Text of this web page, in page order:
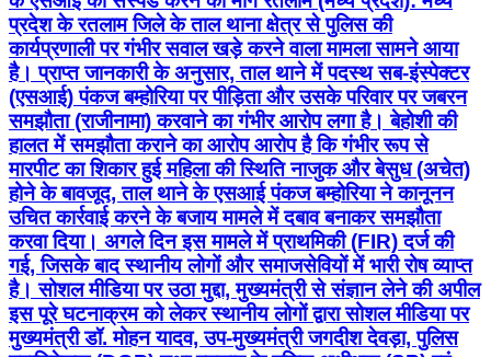
प्रदेश के रतलाम जिले के ताल थाना क्षेत्र से पुलिस की
कार्यप्रणाली पर गंभीर सवाल खड़े करने वाला मामला सामने आया
है। प्राप्त जानकारी के अनुसार, ताल थाने में पदस्थ सब-इंस्पेक्टर
(एसआई) पंकज बम्होरिया पर पीड़िता और उसके परिवार पर जबरन
समझौता (राजीनामा) करवाने का गंभीर आरोप लगा है। बेहोशी की
हालत में समझौता कराने का आरोप आरोप है कि गंभीर रूप से
मारपीट का शिकार हुई महिला की स्थिति नाजुक और बेसुध (अचेत)
होने के बावजूद, ताल थाने के एसआई पंकज बम्होरिया ने कानूनन
उचित कार्रवाई करने के बजाय मामले में दबाव बनाकर समझौता
करवा दिया। अगले दिन इस मामले में प्राथमिकी (FIR) दर्ज की
गई, जिसके बाद स्थानीय लोगों और समाजसेवियों में भारी रोष व्याप्त
है। सोशल मीडिया पर उठा मुद्दा, मुख्यमंत्री से संज्ञान लेने की अपील
इस पूरे घटनाक्रम को लेकर स्थानीय लोगों द्वारा सोशल मीडिया पर
मुख्यमंत्री डॉ. मोहन यादव, उप-मुख्यमंत्री जगदीश देवड़ा, पुलिस